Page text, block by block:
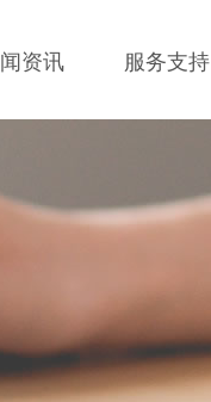
资讯 服务支持